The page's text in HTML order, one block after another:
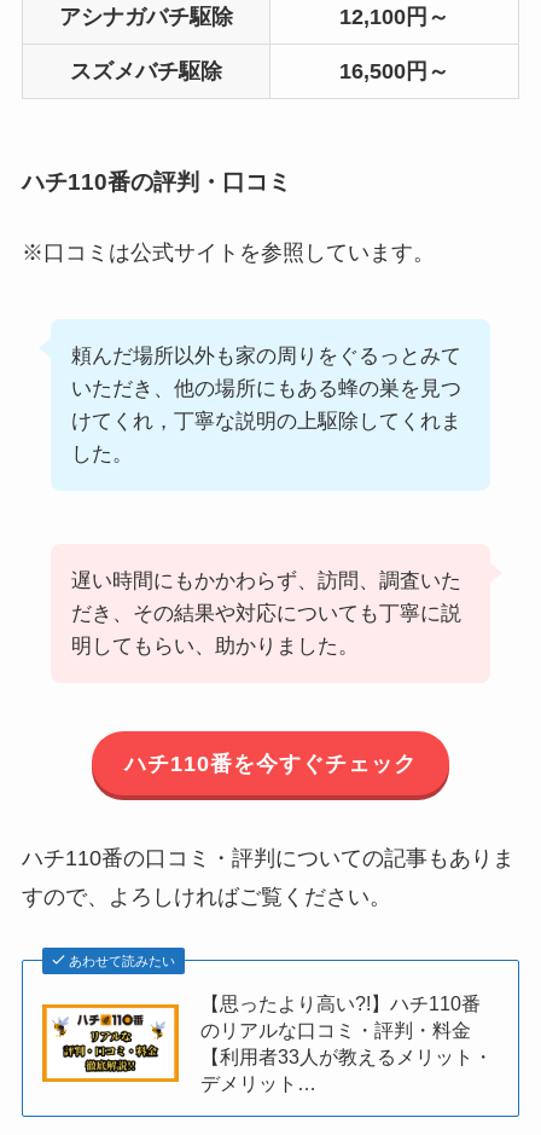
アシナガバチ駆除 12,100円～
スズメバチ駆除 16,500円～
ハチ110番の評判・口コミ
※口コミは公式サイトを参照しています。
頼んだ場所以外も家の周りをぐるっとみて
いただき、他の場所にもある蜂の巣を見つ
けてくれ，丁寧な説明の上駆除してくれま
した。
遅い時間にもかかわらず、訪問、調査いた
だき、その結果や対応についても丁寧に説
明してもらい、助かりました。
ハチ110番を今すぐチェック
ハチ110番の口コミ・評判についての記事もありま
すので、よろしければご覧ください。
あわせて読みたい
【思ったより高い?!】ハチ110番
のリアルな口コミ・評判・料金
【利用者33人が教えるメリット・
デメリット…